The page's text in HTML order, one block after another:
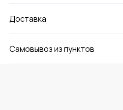
Доставка
Самовывоз из пунктов